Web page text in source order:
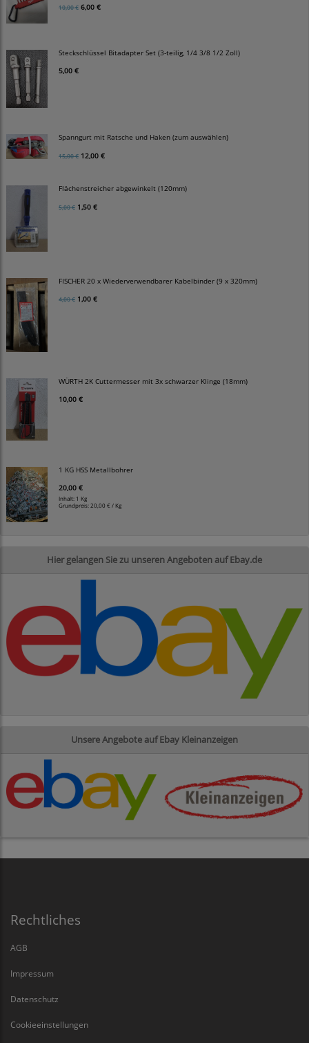
10,00 € 6,00 €
Steckschlüssel Bitadapter Set (3-teilig, 1/4 3/8 1/2 Zoll)
5,00 €
Spanngurt mit Ratsche und Haken (zum auswählen)
15,00 € 12,00 €
Flächenstreicher abgewinkelt (120mm)
5,00 € 1,50 €
FISCHER 20 x Wiederverwendbarer Kabelbinder (9 x 320mm)
4,00 € 1,00 €
WÜRTH 2K Cuttermesser mit 3x schwarzer Klinge (18mm)
10,00 €
1 KG HSS Metallbohrer
20,00 €
Inhalt: 1 Kg
Grundpreis: 20,00 € / Kg
Hier gelangen Sie zu unseren Angeboten auf Ebay.de
Unsere Angebote auf Ebay Kleinanzeigen
Rechtliches
AGB
Impressum
Datenschutz
Cookieeinstellungen